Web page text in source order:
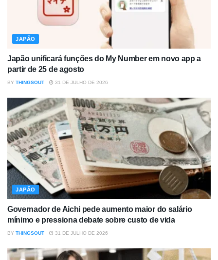
JAPÃO
Japão unificará funções do My Number em novo app a
partir de 25 de agosto
BY THINGSOUT 31 DE JULHO DE 2026
JAPÃO
Governador de Aichi pede aumento maior do salário
mínimo e pressiona debate sobre custo de vida
BY THINGSOUT 31 DE JULHO DE 2026